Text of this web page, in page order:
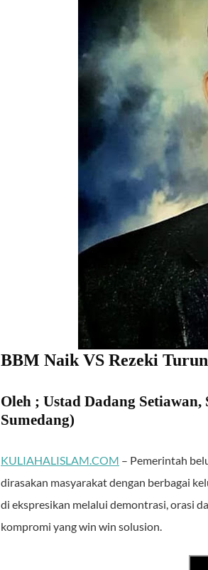
BBM Naik VS Rezeki
Oleh ; Ustad Dadang
Sumedang)
KULIAHALISLAM.COM – Pemerintah
dirasakan masyarakat dengan berbagai
di ekspresikan melalui demontrasi, orasi
kompromi yang win win solusion.